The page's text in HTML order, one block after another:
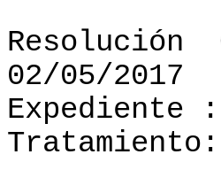
Resolución
02/05/2017
Expediente :